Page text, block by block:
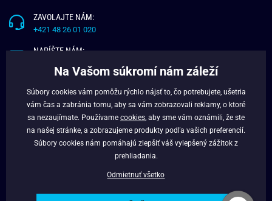
ZAVOLAJTE NÁM:
+421 48 26 01 020
NAPÍŠTE NÁM:
O NÁS
VERNOSTNÝ PROGRAM
BLOG
Na Vašom súkromí nám záleží
Súbory cookies vám pomôžu rýchlo nájsť to, čo potrebujete, ušetria
vám čas a zabránia tomu, aby sa vám zobrazovali reklamy, o ktoré
sa nezaujímate. Používame cookies , aby sme vám oznámili, že ste
na našej stránke, a zobrazujeme produkty podľa vašich preferencií.
Súbory cookies nám pomáhajú zlepšiť váš vylepšený zážitok z
prehliadania.
Odmietnuť všetko